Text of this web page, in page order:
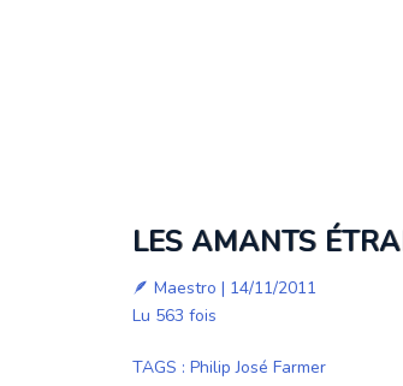
LES AMANTS
🪶 Maestro | 14/11/2011
Lu 563 fois
TAGS : Philip José Farmer